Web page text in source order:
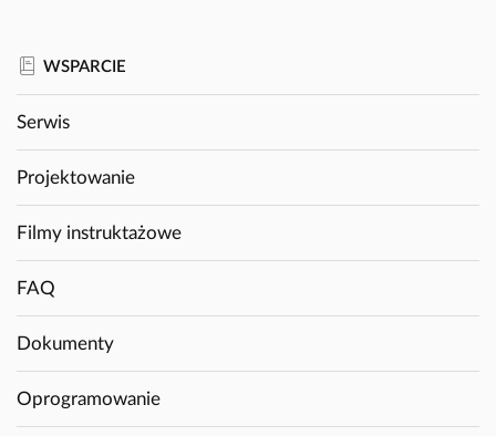
WSPARCIE
Serwis
Projektowanie
Filmy instruktażowe
FAQ
Dokumenty
Oprogramowanie